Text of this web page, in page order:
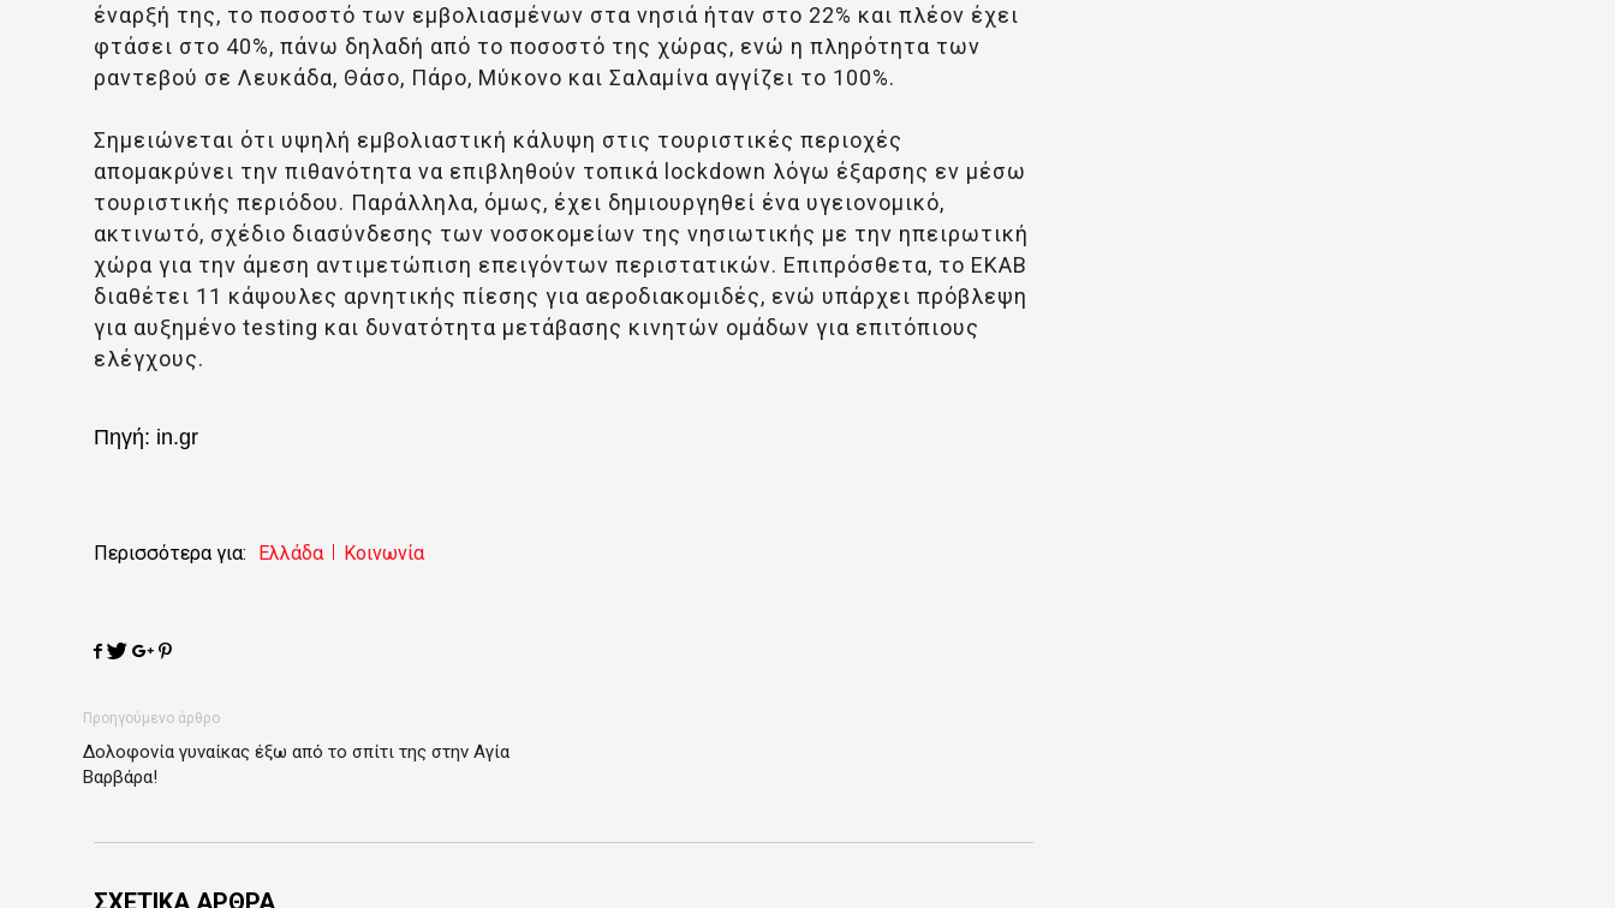
έναρξή της, το ποσοστό των εμβολιασμένων στα νησιά ήταν στο 22% και πλέον έχει
φτάσει στο 40%, πάνω δηλαδή από το ποσοστό της χώρας, ενώ η πληρότητα των
ραντεβού σε Λευκάδα, Θάσο, Πάρο, Μύκονο και Σαλαμίνα αγγίζει το 100%.
Σημειώνεται ότι υψηλή εμβολιαστική κάλυψη στις τουριστικές περιοχές
απομακρύνει την πιθανότητα να επιβληθούν τοπικά lockdown λόγω έξαρσης εν μέσω
τουριστικής περιόδου. Παράλληλα, όμως, έχει δημιουργηθεί ένα υγειονομικό,
ακτινωτό, σχέδιο διασύνδεσης των νοσοκομείων της νησιωτικής με την ηπειρωτική
χώρα για την άμεση αντιμετώπιση επειγόντων περιστατικών. Επιπρόσθετα, το ΕΚΑΒ
διαθέτει 11 κάψουλες αρνητικής πίεσης για αεροδιακομιδές, ενώ υπάρχει πρόβλεψη
για αυξημένο testing και δυνατότητα μετάβασης κινητών ομάδων για επιτόπιους
ελέγχους.
Πηγή: in.gr
Περισσότερα για: Ελλάδα Κοινωνία
Προηγούμενο άρθρο
Δολοφονία γυναίκας έξω από το σπίτι της στην Αγία
Βαρβάρα!
ΣΧΕΤΙΚΑ ΑΡΘΡΑ